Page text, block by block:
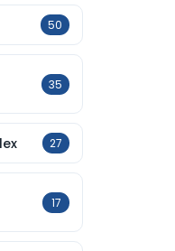
50
35
27
17